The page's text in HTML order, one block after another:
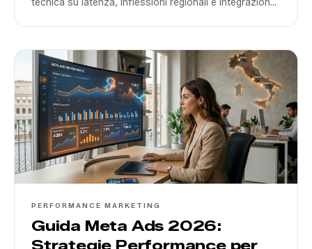
tecnica su latenza, inflessioni regionali e integrazione
PERFORMANCE MARKETING
Guida Meta Ads 2026:
Strategie Performance per